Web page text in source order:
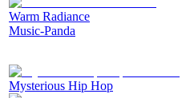
Warm Radiance
Music-Panda
Mysterious Hip Hop